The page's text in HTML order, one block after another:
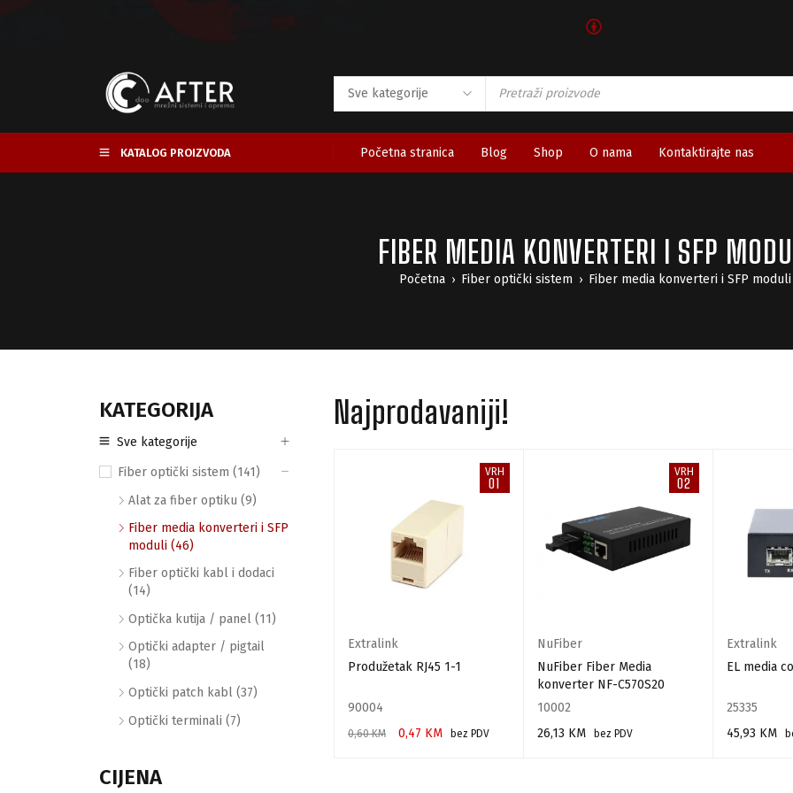
🅯
KATALOG PROIZVODA Početna stranica Blog Shop O nama Kontaktirajte nas
FIBER MEDIA KONVERTERI I SFP
Početna › Fiber optički sistem › Fiber media konverteri i SFP moduli
Najprodavaniji!
VRH
Mikrotik
10G 1310nm MM 300m DLC
VRH
01
Extralink
Produžetak RJ45 1-1
90004
0,60KM 0,47 KM
bez PDV
VRH
02
NuFiber
NuFiber Fiber Media
konverter NF-C570S20
10002
26,13 KM
bez PDV
Extralink
EL media
25335
45,93 KM
KATEGORIJA
Sve kategorije
Fiber optički sistem (141)
Alat za fiber optiku (9)
Fiber media konverteri i SFP
moduli (46)
Fiber optički kabl i dodaci
(14)
Optička kutija / panel (11)
Optički adapter / pigtail
(18)
Optički patch kabl (37)
Optički terminali (7)
CIJENA